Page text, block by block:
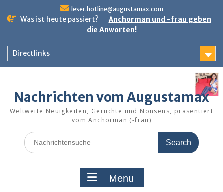
leser.hotline@augustamax.com
Was ist heute passiert?
Anchorman und -frau geben
die Anworten!
Directlinks
Nachrichten vom Augustamax
Weltweite Neuigkeiten, Gerüchte und Nonsens, präsentiert
vom Anchorman (-frau)
Search
for:
Menu